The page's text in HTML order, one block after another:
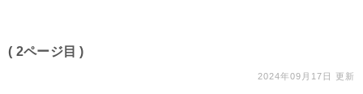
( 2ページ目 )
2024年09月17日 更新